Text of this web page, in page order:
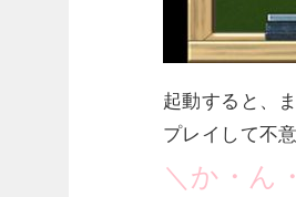
起動すると、
プレイして不
＼か・ん